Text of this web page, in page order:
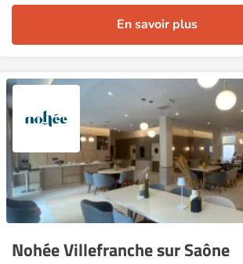
En savoir plus
Nohée Villefranche sur Saône